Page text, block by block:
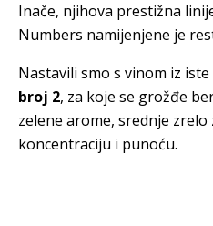
Inače, njihova prestižna
Numbers namijenjene je
Nastavili smo s vinom iz
broj 2, za koje se grožđe
zelene arome, srednje
koncentraciju i punoću.